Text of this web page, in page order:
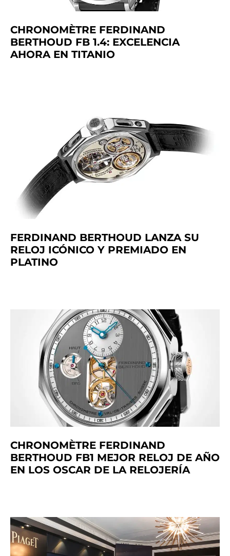
CHRONOMÈTRE FERDINAND
BERTHOUD FB 1.4: EXCELENCIA
AHORA EN TITANIO
FERDINAND BERTHOUD LANZA SU
RELOJ ICÓNICO Y PREMIADO EN
PLATINO
CHRONOMÈTRE FERDINAND
BERTHOUD FB1 MEJOR RELOJ DE AÑO
EN LOS OSCAR DE LA RELOJERÍA